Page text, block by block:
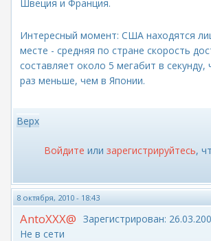
Швеция и Франция.
Интересный момент: США находятся
месте - средняя по стране скорость
составляет около 5 мегабит в секунду,
раз меньше, чем в Японии.
Верх
Войдите или зарегистрируйтесь,
8 октября, 2010 - 18:43
AntoXXX@
Не в сети
Зарегистрирован: